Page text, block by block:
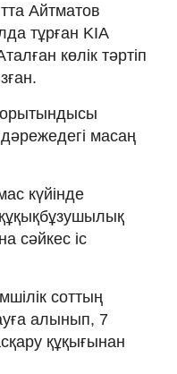
Айтматов
тұрған KIA
көлік тәртіп
масаң
күйінде
сәйкес іс
соттың
алынып, 7
құқығынан